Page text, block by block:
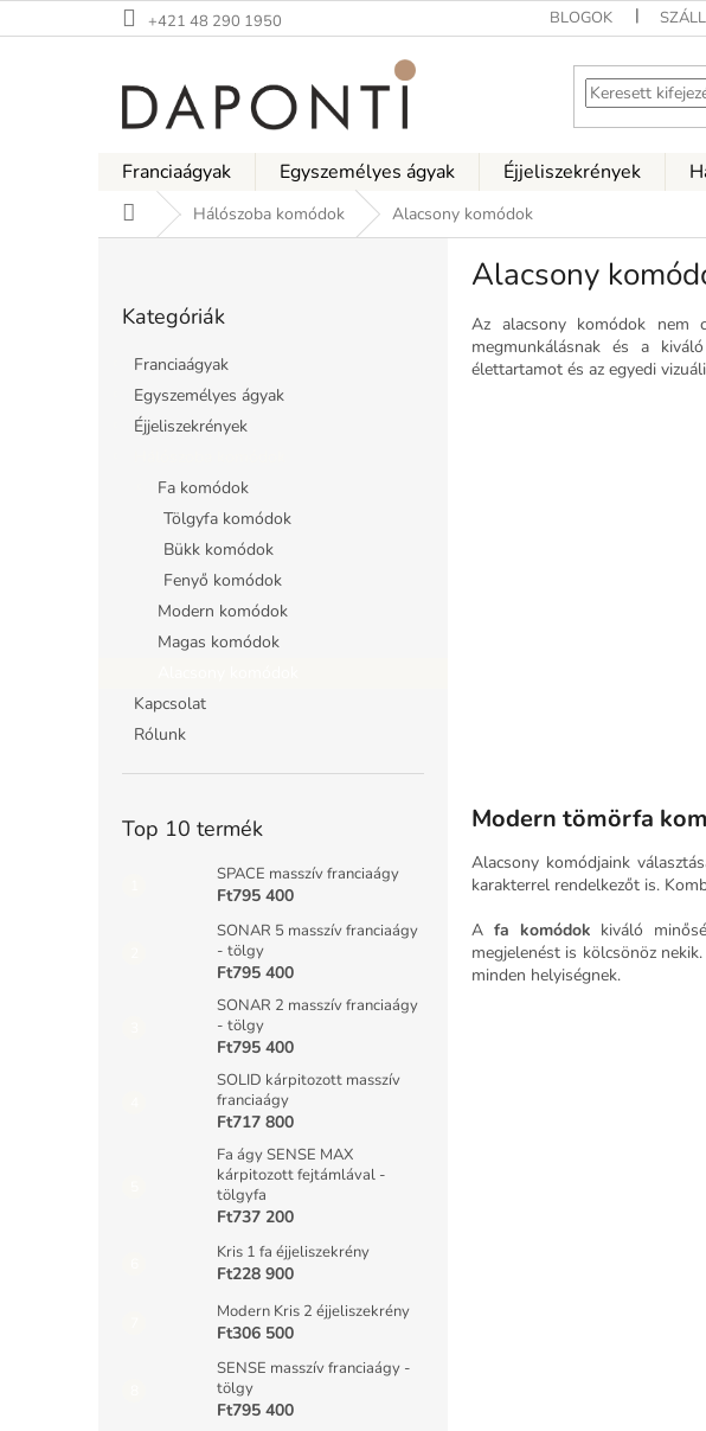
a
+421 48 290 1950 BLOGOK
Franciaágyak Egyszemélyes ágyak Éjjeliszekrények
KezdőlapHálószoba komódok Alacsony komódok
átugrása
Kategóriák
Franciaágyak
Egyszemélyes ágyak
Éjjeliszekrények
Fa komódok
Tölgyfa komódok
Bükk komódok
Fenyő komódok
Modern komódok
Magas komódok
Kapcsolat
Rólunk
Top 10 termék
SPACE masszív franciaágy
Ft795 400
SONAR 5 masszív franciaágy
- tölgy
Ft795 400
SONAR 2 masszív franciaágy
- tölgy
Ft795 400
SOLID kárpitozott masszív
franciaágy
Ft717 800
Fa ágy SENSE MAX
kárpitozott fejtámlával -
tölgyfa
Ft737 200
Kris 1 fa éjjeliszekrény
Ft228 900
Modern Kris 2 éjjeliszekrény
Ft306 500
SENSE masszív franciaágy -
tölgy
Ft795 400
Alacsony
Az alacsony komódok nem
megmunkálásnak és a
élettartamot és az egyedi
Modern tömörfa
Alacsony komódjaink
karakterrel rendelkezőt is.
A fa komódok kiváló
megjelenést is kölcsönöz
minden helyiségnek.